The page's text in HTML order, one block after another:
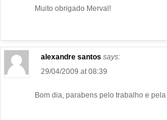
Muito obrigado Merval!
alexandre santos says:
29/04/2009 at 08:39
Bom dia, parabens pelo trabalho e